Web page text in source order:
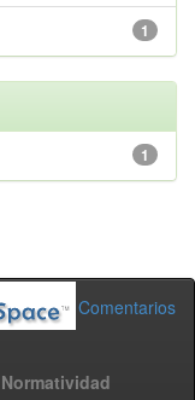
1
1
Comentarios
Normatividad